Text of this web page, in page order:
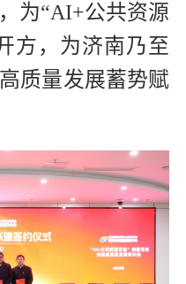
为“AI+公共资源
方，为济南乃至
质量发展蓄势赋